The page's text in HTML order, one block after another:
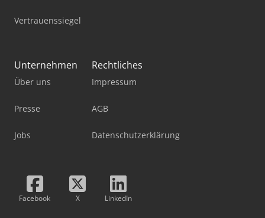
Vertrauenssiegel
Unternehmen
Über uns
Presse
Jobs
Rechtliches
Impressum
AGB
Datenschutzerklärung
Facebook X LinkedIn